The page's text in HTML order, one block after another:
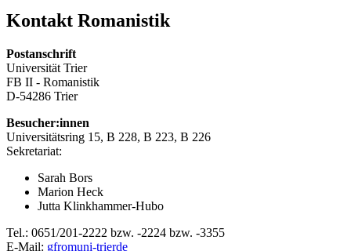
Kontakt Romanistik
Postanschrift
Universität Trier
FB II - Romanistik
D-54286 Trier
Besucher:innen
Universitätsring 15, B 228, B 223, B 226
Sekretariat:
Sarah Bors
Marion Heck
Jutta Klinkhammer-Hubo
Tel.: 0651/201-2222 bzw. -2224 bzw. -3355
E-Mail: gfromuni-trierde